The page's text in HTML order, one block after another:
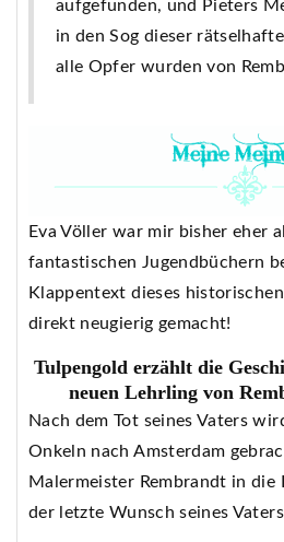
aufgefunden, und Pieters
in den Sog dieser
alle Opfer wurden von
Eva Völler war mir bisher eher
fantastischen Jugendbüchern
Klappentext dieses
direkt neugierig gemacht!
Tulpengold erzählt die
neuen Lehrling von
Nach dem Tot seines Vaters
Onkeln nach Amsterdam
Malermeister Rembrandt in die
der letzte Wunsch seines